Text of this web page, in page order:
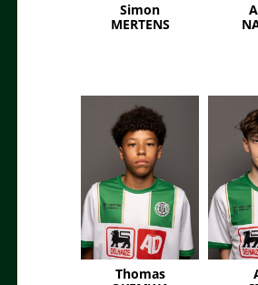
Simon
MERTENS
Thomas